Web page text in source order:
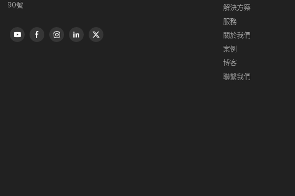
90號
解決方案
服務
關於我們
案例
博客
聯繫我們